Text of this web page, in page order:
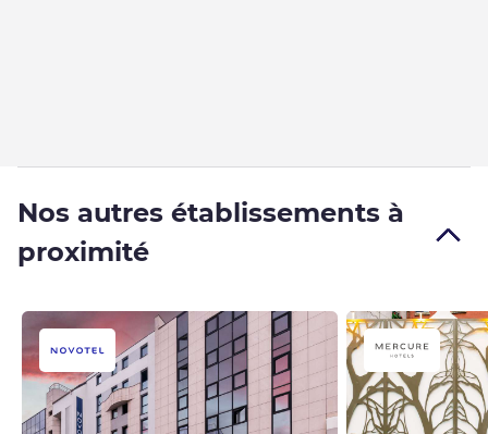
Nos autres établissements à
proximité